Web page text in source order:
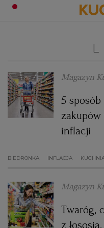
BOŻE
DANIA
SZKOŁA
DO
Magazyn
5
inflacji
BIEDRONKA INFLACJA
Magazyn
Twaróg,
z